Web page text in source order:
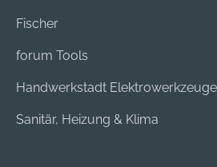
Fischer
forum Tools
Handwerkstadt Elektrowerkzeuge
Sanitär, Heizung & Klima